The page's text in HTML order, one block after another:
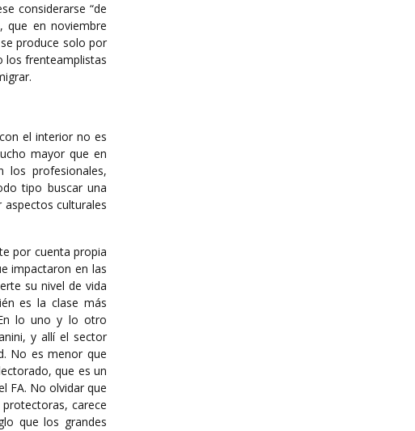
considerarse “de
que en noviembre
produce solo por
los frenteamplistas
el interior no es
mayor que en
los profesionales,
tipo buscar una
culturales
por cuenta propia
impactaron en las
su nivel de vida
es la clase más
lo uno y lo otro
y allí el sector
No es menor que
que es un
FA. No olvidar que
carece
que los grandes